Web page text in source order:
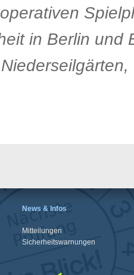
in Berlin und
News & Infos
Mitteilungen
Sicherheitswarnungen